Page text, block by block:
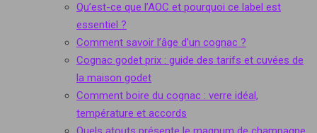
Qu’est-ce que l’AOC et pourquoi ce label est
essentiel ?
Comment savoir l’âge d’un cognac ?
Cognac godet prix : guide des tarifs et cuvées de
la maison godet
Comment boire du cognac : verre idéal,
température et accords